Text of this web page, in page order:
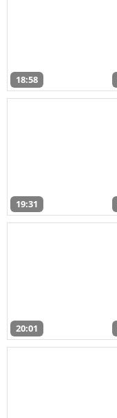
18:58
19:31
20:01